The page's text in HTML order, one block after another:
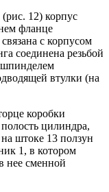
12) корпус
фланце
с корпусом
соединена резьбой
шпинделем
втулки (на
коробки
цилиндра,
штоке 13 ползун
1, в котором
нее сменной